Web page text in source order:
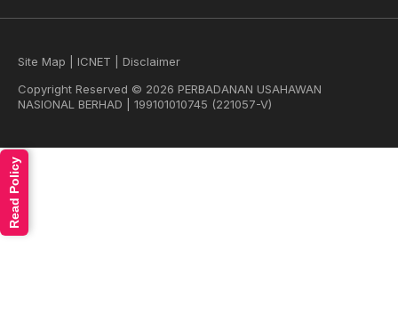
Site Map ICNET
Disclaimer
Copyright Reserved © 2026 PERBADANAN USAHAWAN
NASIONAL BERHAD | 199101010745 (221057-V)
Read Policy